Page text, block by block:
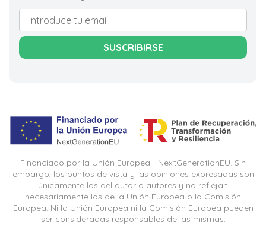
SUSCRIBIRSE
Financiado por la Unión Europea - NextGenerationEU. Sin
embargo, los puntos de vista y las opiniones expresadas son
únicamente los del autor o autores y no reflejan
necesariamente los de la Unión Europea o la Comisión
Europea. Ni la Unión Europea ni la Comisión Europea pueden
ser consideradas responsables de las mismas.